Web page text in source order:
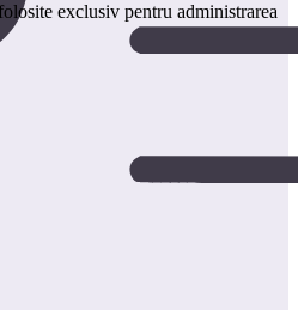
exclusiv pentru administrarea